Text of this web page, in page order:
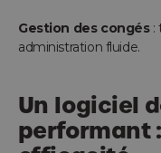
Gestion des congés:
administration fluide.
Un logiciel
performant